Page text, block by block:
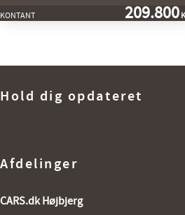
KONTANT 209.800
Hold dig opdateret
Afdelinger
CARS.dk Højbjerg